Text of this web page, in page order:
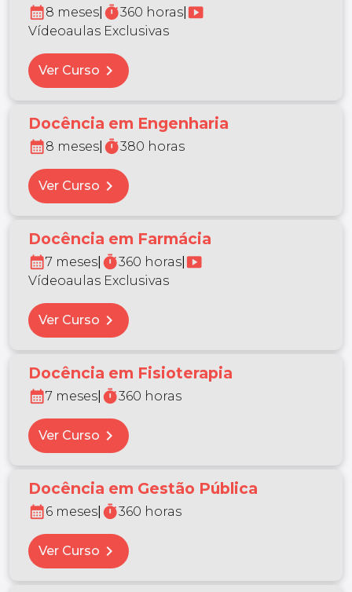
calendar_month8 meses timer360 horas smart_display
Vídeoaulas Exclusivas
Ver Curso chevron_right
Docência em Engenharia
calendar_month8 meses timer380 horas
Ver Curso chevron_right
Docência em Farmácia
calendar_month7 meses timer360 horas smart_display
Vídeoaulas Exclusivas
Ver Curso chevron_right
Docência em Fisioterapia
calendar_month7 meses timer360 horas
Ver Curso chevron_right
Docência em Gestão Pública
calendar_month6 meses timer360 horas
Ver Curso chevron_right